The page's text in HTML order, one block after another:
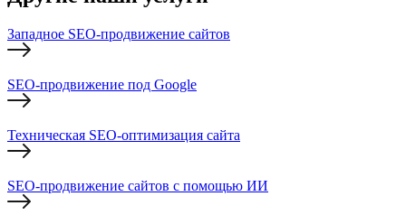
Западное SEO-продвижение сайтов
SEO-продвижение под Google
Техническая SEO-оптимизация сайта
SEO-продвижение сайтов с помощью ИИ